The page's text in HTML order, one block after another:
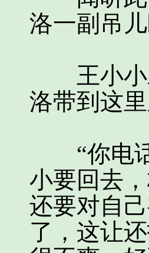
洛一副吊
王小小
洛带到这
“你电话
小要回去
还要对自
了，这让